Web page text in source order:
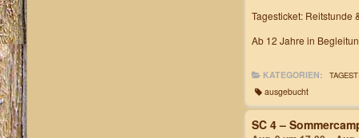
Tagesticket: Reitstunde
Ab 12 Jahre in
KATEGORIEN:
ausgebucht
SC 4 –